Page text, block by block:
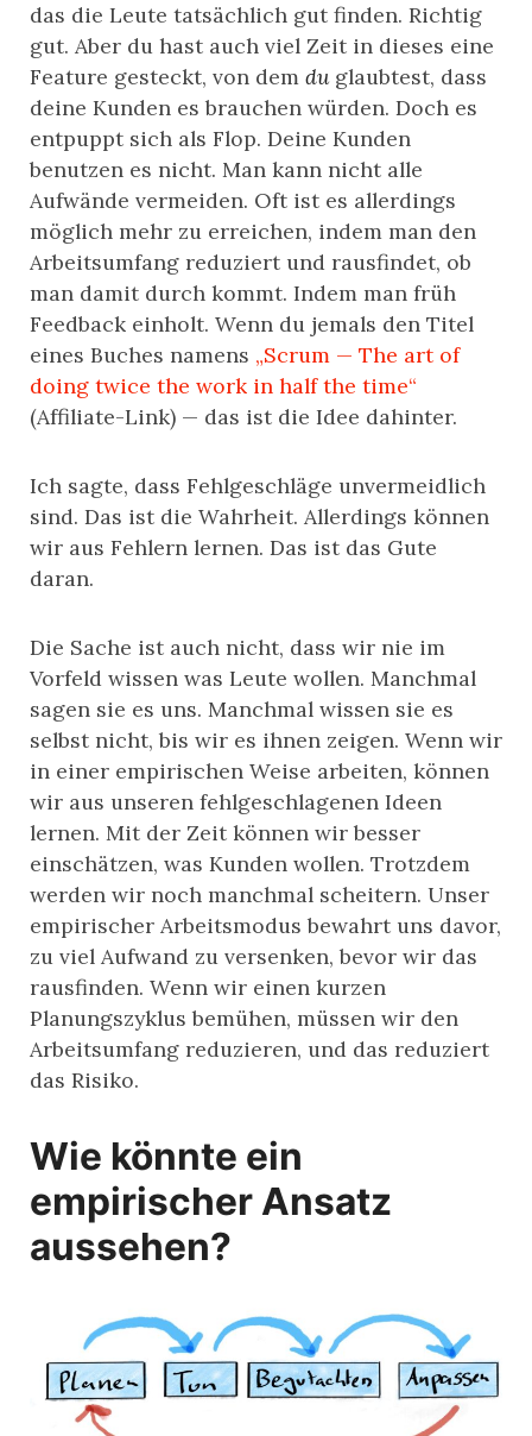
das die Leute tatsächlich gut finden. Richtig
gut. Aber du hast auch viel Zeit in dieses eine
Feature gesteckt, von dem duglaubtest, dass
deine Kunden es brauchen würden. Doch es
entpuppt sich als Flop. Deine Kunden
benutzen es nicht. Man kann nicht alle
Aufwände vermeiden. Oft ist es allerdings
möglich mehr zu erreichen, indem man den
Arbeitsumfang reduziert und rausfindet, ob
man damit durch kommt. Indem man früh
Feedback einholt. Wenn du jemals den Titel
eines Buches namens „Scrum — The art of
doing twice the work in half the time“
(Affiliate-Link) — das ist die Idee dahinter.
Ich sagte, dass Fehlgeschläge unvermeidlich
sind. Das ist die Wahrheit. Allerdings können
wir aus Fehlern lernen. Das ist das Gute
daran.
Die Sache ist auch nicht, dass wir nie im
Vorfeld wissen was Leute wollen. Manchmal
sagen sie es uns. Manchmal wissen sie es
selbst nicht, bis wir es ihnen zeigen. Wenn wir
in einer empirischen Weise arbeiten, können
wir aus unseren fehlgeschlagenen Ideen
lernen. Mit der Zeit können wir besser
einschätzen, was Kunden wollen. Trotzdem
werden wir noch manchmal scheitern. Unser
empirischer Arbeitsmodus bewahrt uns davor,
zu viel Aufwand zu versenken, bevor wir das
rausfinden. Wenn wir einen kurzen
Planungszyklus bemühen, müssen wir den
Arbeitsumfang reduzieren, und das reduziert
das Risiko.
Wie könnte ein
empirischer Ansatz
aussehen?